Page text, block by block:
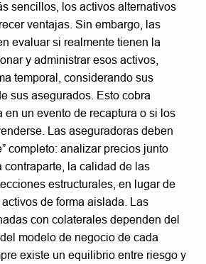
sencillos, los activos alternativos
ventajas. Sin embargo, las
evaluar si realmente tienen la
y administrar esos activos,
temporal, considerando sus
sus asegurados. Esto cobra
en un evento de recaptura o si los
Las aseguradoras deben
completo: analizar precios junto
contraparte, la calidad de las
estructurales, en lugar de
de forma aislada. Las
con colaterales dependen del
modelo de negocio de cada
existe un equilibrio entre riesgo y